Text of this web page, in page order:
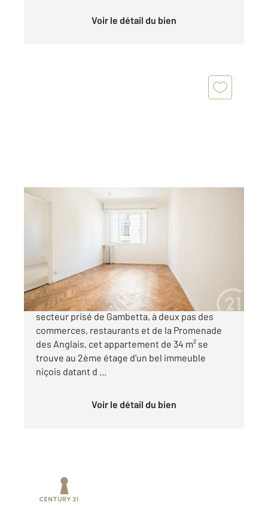
Voir le détail du bien
NICE 06
, 2 pièces
Appartement F2 à vendre
195 000 €
NICE BOULEVARD GAMBETTA Situé au cœur du
secteur prisé de Gambetta, à deux pas des
commerces, restaurants et de la Promenade
des Anglais, cet appartement de 34 m² se
trouve au 2ème étage d'un bel immeuble
niçois datant d ...
Voir le détail du bien